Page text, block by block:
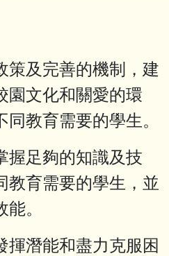
策及完善的機制，建
園文化和關愛的環
教育需要的學生。
握足夠的知識及技
教育需要的學生，並
。
揮潛能和盡力克服困